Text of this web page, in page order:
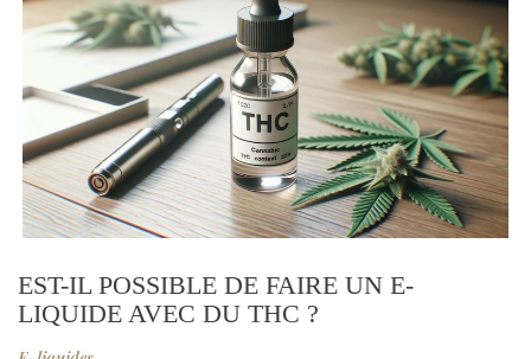
EST-IL POSSIBLE DE FAIRE UN E-
LIQUIDE AVEC DU THC ?